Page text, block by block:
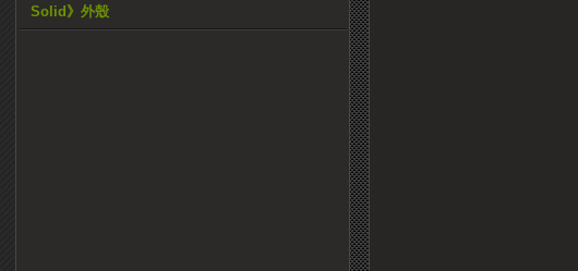
Solid》外殼